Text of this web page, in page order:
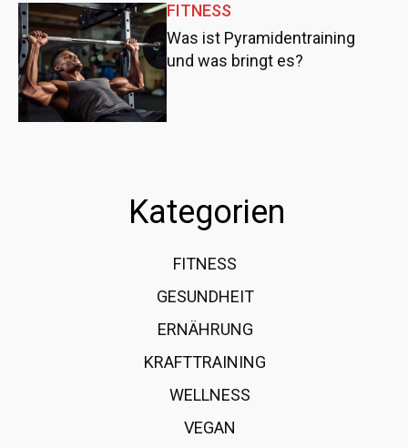
FITNESS
Was ist Pyramidentraining
und was bringt es?
Kategorien
FITNESS
GESUNDHEIT
ERNÄHRUNG
KRAFTTRAINING
WELLNESS
VEGAN